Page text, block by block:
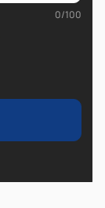
0/100